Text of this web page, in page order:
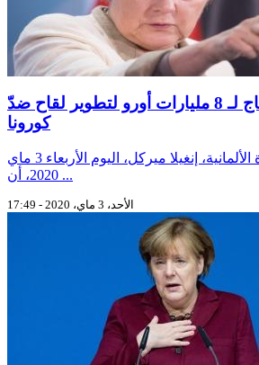
ميركل: العالم يحتاج لـ 8 مليارات أورو لتطوير لقاح ضدّ
كورونا
كشفت المستشارة الألمانية، إنغيلا ميركل، اليوم الأربعاء 3 ماي
2020، أن ...
الأحد، 3 ماي، 2020 - 17:49